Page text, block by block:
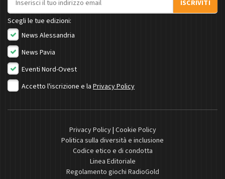
ISCRIVITI
Scegli le tue edizioni:
News Alessandria
News Pavia
Eventi Nord-Ovest
Accetto l'iscrizione e la Privacy Policy
Privacy Policy| Cookie Policy
Politica sulla diversità e inclusione
Codice etico e di condotta
Linea Editoriale
Regolamento giochi RadioGold